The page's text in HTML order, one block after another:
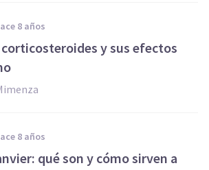
hace 8 años
y sus efectos
hace 8 años
qué son y cómo sirven a